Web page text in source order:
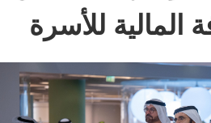
المالية للأسرة